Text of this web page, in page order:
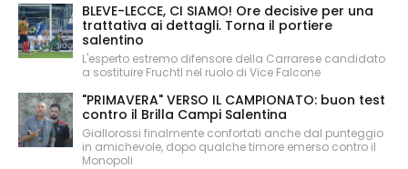
BLEVE-LECCE, CI SIAMO! Ore decisive per una
trattativa ai dettagli. Torna il portiere
salentino
L'esperto estremo difensore della Carrarese candidato
a sostituire Fruchtl nel ruolo di Vice Falcone
"PRIMAVERA" VERSO IL CAMPIONATO: buon test
contro il Brilla Campi Salentina
Giallorossi finalmente confortati anche dal punteggio
in amichevole, dopo qualche timore emerso contro il
Monopoli